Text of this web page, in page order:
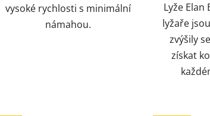
vysoké rychlosti s minimální
námahou.
Lyže Elan
lyžaře
zvýšily
získat